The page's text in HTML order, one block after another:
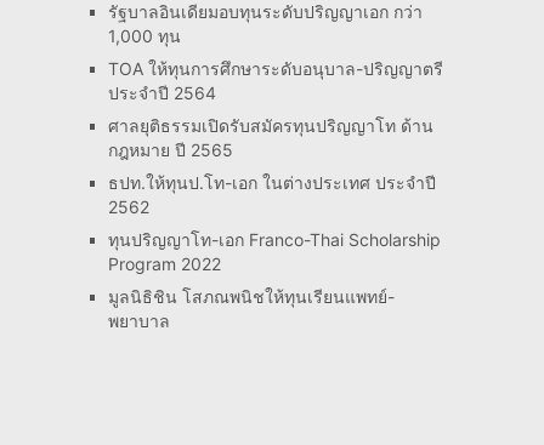
รัฐบาลอินเดียมอบทุนระดับปริญญาเอก กว่า
1,000 ทุน
TOA ให้ทุนการศึกษาระดับอนุบาล-ปริญญาตรี
ประจำปี 2564
ศาลยุติธรรมเปิดรับสมัครทุนปริญญาโท ด้าน
กฎหมาย ปี 2565
ธปท.ให้ทุนป.โท-เอก ในต่างประเทศ ประจำปี
2562
ทุนปริญญาโท-เอก Franco-Thai Scholarship
Program 2022
มูลนิธิชิน โสภณพนิชให้ทุนเรียนแพทย์-
พยาบาล